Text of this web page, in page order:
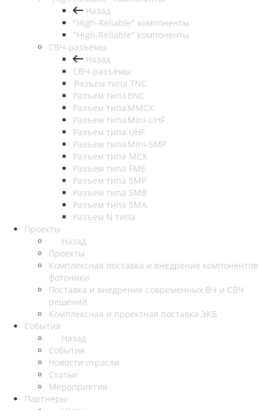
Назад
"High-Reliable" компоненты
"High-Reliable" компоненты
СВЧ-разъёмы
Назад
СВЧ-разъёмы
Разъем типа TNC
Разъем типа BNC
Разъем типа MMCX
Разъем типа Mini-UHF
Разъем типа UHF
Разъем типа Mini-SMP
Разъем типа MCX
Разъем типа FME
Разъем типа SMP
Разъем типа SMB
Разъем типа SMA
Разъем N типа
Проекты
Назад
Проекты
Комплексная поставка и внедрение компонентов
фотоники
Поставка и внедрение современных ВЧ и СВЧ
решений
Комплексная и проектная поставка ЭКБ
События
Назад
События
Новости отрасли
Статьи
Мероприятия
Партнеры